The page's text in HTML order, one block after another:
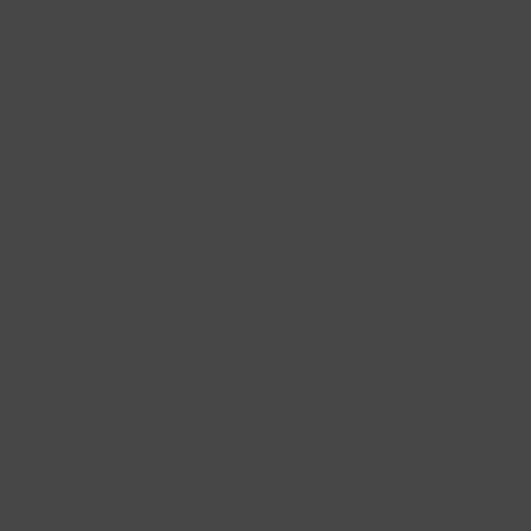
LIPGLOSS, 1 van 15
1515
4 van 155 van 15
LIPGLOSS, 6 van 15
GLOSS LIPGLOSS, 7 van 15
IN-GLOSS LIPGLOSS, 8 van 15
- OIL-IN-GLOSS LIPGLOSS, 9 van 15